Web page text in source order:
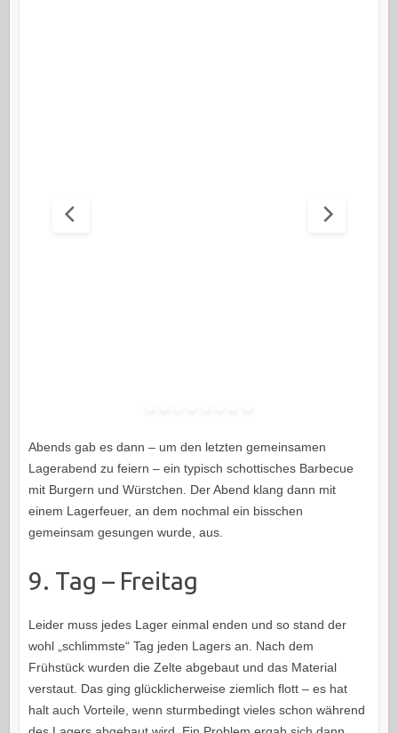
Abends gab es dann – um den letzten gemeinsamen
Lagerabend zu feiern – ein typisch schottisches Barbecue
mit Burgern und Würstchen. Der Abend klang dann mit
einem Lagerfeuer, an dem nochmal ein bisschen
gemeinsam gesungen wurde, aus.
9. Tag – Freitag
Leider muss jedes Lager einmal enden und so stand der
wohl „schlimmste“ Tag jeden Lagers an. Nach dem
Frühstück wurden die Zelte abgebaut und das Material
verstaut. Das ging glücklicherweise ziemlich flott – es hat
halt auch Vorteile, wenn sturmbedingt vieles schon während